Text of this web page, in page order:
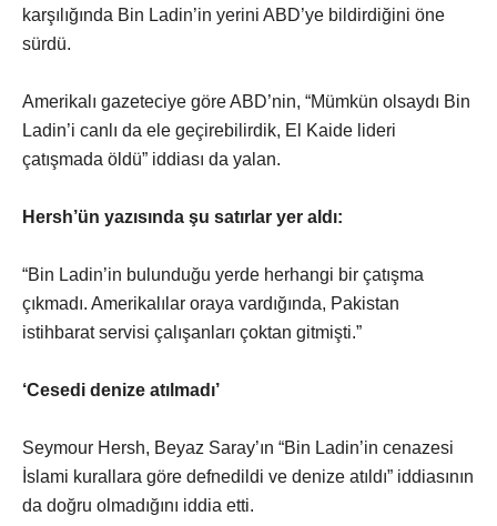
karşılığında Bin Ladin’in yerini ABD’ye bildirdiğini öne
sürdü.
Amerikalı gazeteciye göre ABD’nin, “Mümkün olsaydı Bin
Ladin’i canlı da ele geçirebilirdik, El Kaide lideri
çatışmada öldü” iddiası da yalan.
Hersh’ün yazısında şu satırlar yer aldı:
“Bin Ladin’in bulunduğu yerde herhangi bir çatışma
çıkmadı. Amerikalılar oraya vardığında, Pakistan
istihbarat servisi çalışanları çoktan gitmişti.”
‘Cesedi denize atılmadı’
Seymour Hersh, Beyaz Saray’ın “Bin Ladin’in cenazesi
İslami kurallara göre defnedildi ve denize atıldı” iddiasının
da doğru olmadığını iddia etti.